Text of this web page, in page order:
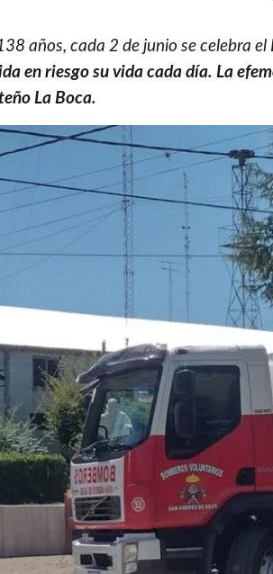
años, cada 2 de junio se celebra
en riesgo su vida cada día. La
La Boca.